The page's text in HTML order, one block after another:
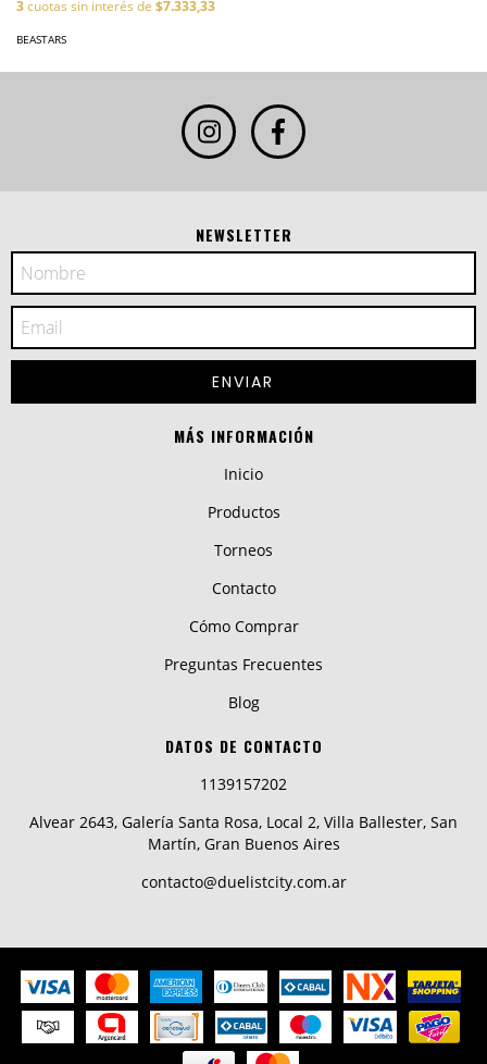
3cuotas sin interés de $7.333,33
BEASTARS
NEWSLETTER
MÁS INFORMACIÓN
Inicio
Productos
Torneos
Contacto
Cómo Comprar
Preguntas Frecuentes
Blog
DATOS DE CONTACTO
1139157202
Alvear 2643, Galería Santa Rosa, Local 2, Villa Ballester, San
Martín, Gran Buenos Aires
contacto@duelistcity.com.ar